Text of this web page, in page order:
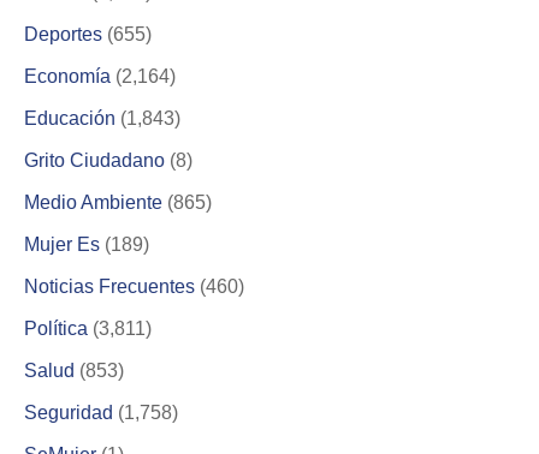
Deportes (655)
Economía (2,164)
Educación (1,843)
Grito Ciudadano (8)
Medio Ambiente (865)
Mujer Es (189)
Noticias Frecuentes (460)
Política (3,811)
Salud (853)
Seguridad (1,758)